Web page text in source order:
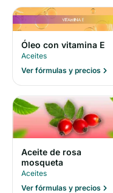
Óleo con vitamina E
Aceites
Ver fórmulas y precios
Aceite de rosa
mosqueta
Aceites
Ver fórmulas y precios